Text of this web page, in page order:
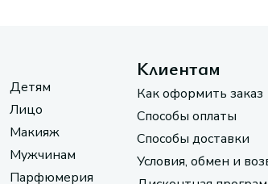
Детям
Лицо
Макияж
Мужчинам
Парфюмерия
Клиентам
Как оформить заказ
Способы оплаты
Способы доставки
Условия, обмен и